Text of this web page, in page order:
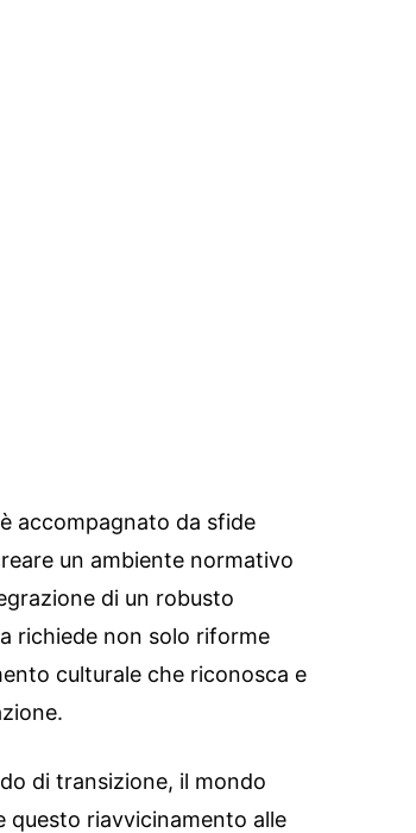
accompagnato da sfide
un ambiente normativo
di un robusto
richiede non solo riforme
culturale che riconosca e
di transizione, il mondo
questo riavvicinamento alle